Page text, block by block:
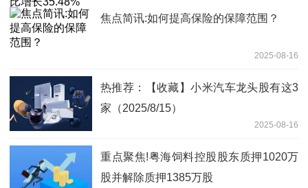
焦点简讯:如何提高保险的保障范围？
2025-08-16
热推荐：【收藏】小米汽车龙头股有这3
家（2025/8/15）
2025-08-16
重点聚焦!粤海饲料控股股东质押1020万
股并解除质押1385万股